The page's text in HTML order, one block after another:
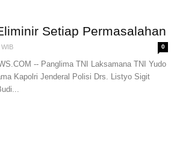
Setiap Permasalahan
WIB 0
-- Panglima TNI Laksamana TNI Yudo
Kapolri Jenderal Polisi Drs. Listyo Sigit